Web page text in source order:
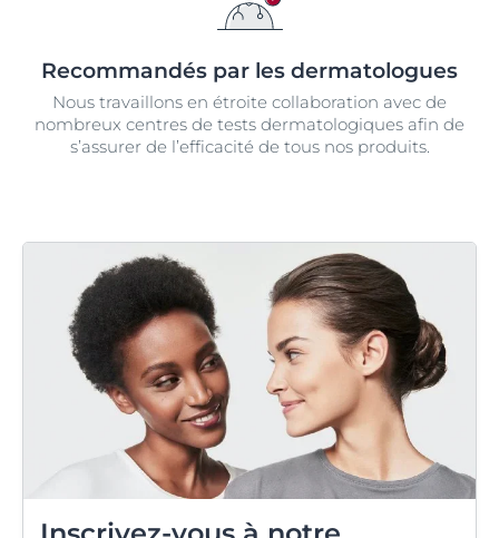
Recommandés par les dermatologues
Nous travaillons en étroite collaboration avec de
nombreux centres de tests dermatologiques afin de
s’assurer de l’efficacité de tous nos produits.